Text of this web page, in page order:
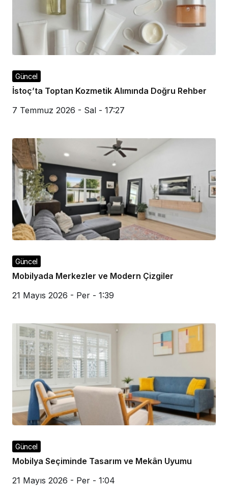
Güncel
İstoç’ta Toptan Kozmetik Alımında Doğru Rehber
7 Temmuz 2026 - Sal - 17:27
Güncel
Mobilyada Merkezler ve Modern Çizgiler
21 Mayıs 2026 - Per - 1:39
Güncel
Mobilya Seçiminde Tasarım ve Mekân Uyumu
21 Mayıs 2026 - Per - 1:04